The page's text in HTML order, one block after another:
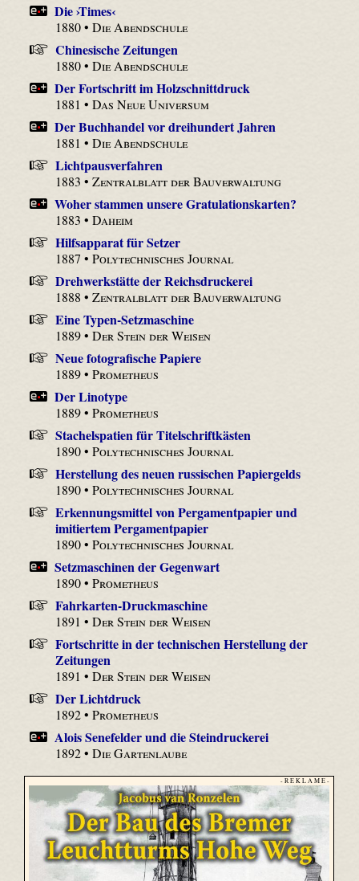
Die ›Times‹
1880 •Die Abendschule
Chinesische Zeitungen
1880 •Die Abendschule
Der Fortschritt im Holzschnittdruck
1881 •Das Neue Universum
Der Buchhandel vor dreihundert Jahren
1881 •Die Abendschule
Lichtpausverfahren
1883 •Zentralblatt der Bauverwaltung
Woher stammen unsere Gratulationskarten?
1883 •Daheim
Hilfsapparat für Setzer
1887 •Polytechnisches Journal
Drehwerkstätte der Reichsdruckerei
1888 •Zentralblatt der Bauverwaltung
Eine Typen-Setzmaschine
1889 •Der Stein der Weisen
Neue fotografische Papiere
1889 •Prometheus
Der Linotype
1889 •Prometheus
Stachelspatien für Titelschriftkästen
1890 •Polytechnisches Journal
Herstellung des neuen russischen Papiergelds
1890 •Polytechnisches Journal
Erkennungsmittel von Pergamentpapier und
imitiertem Pergamentpapier
1890 •Polytechnisches Journal
Setzmaschinen der Gegenwart
1890 •Prometheus
Fahrkarten-Druckmaschine
1891 •Der Stein der Weisen
Fortschritte in der technischen Herstellung der
Zeitungen
1891 •Der Stein der Weisen
Der Lichtdruck
1892 •Prometheus
Alois Senefelder und die Steindruckerei
1892 •Die Gartenlaube
- R E K L A M E -